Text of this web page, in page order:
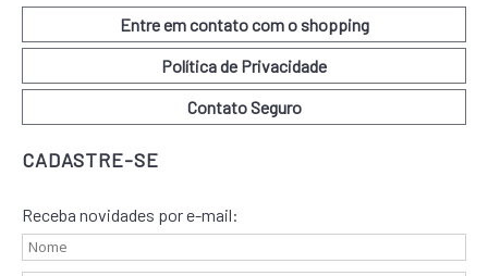
Entre em contato com o shopping
Política de Privacidade
Contato Seguro
CADASTRE-SE
Receba novidades por e-mail: